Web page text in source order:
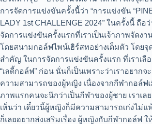
การจัดการแข่งขันครั้งนี้ว่า “การแข่งขัน
LADY 1st CHALLENGE 2024” ในครั้งนี้ ถือ
จัดการแข่งขันครั้งแรกที่เราเป็นเจ้าภาพจัดงา
โดยสนามกอล์ฟไพน์เฮิร์สทอย่างเต็มตัว โดยจุ
สำคัญ ในการจัดการแข่งขันครั้งแรก ที่เราเลื
“เลดี้กอล์ฟ” ก่อน นั่นก็เป็นเพราะว่าเราอยากจ
ความสามารถของผู้หญิง เนื่องจากกีฬากอล์ฟ
ภาพแรกคนจะนึกว่าเป็นกีฬาของผู้ชาย เราเล
เห็นว่า เดี๋ยวนี้ผู้หญิงก็มีความสามารถเก่งไม่แ
ก็เลยอยากส่งเสริมเรื่อง ผู้หญิงกับกีฬากอล์ฟ